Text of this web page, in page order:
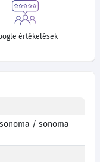
értékelések
/ sonoma